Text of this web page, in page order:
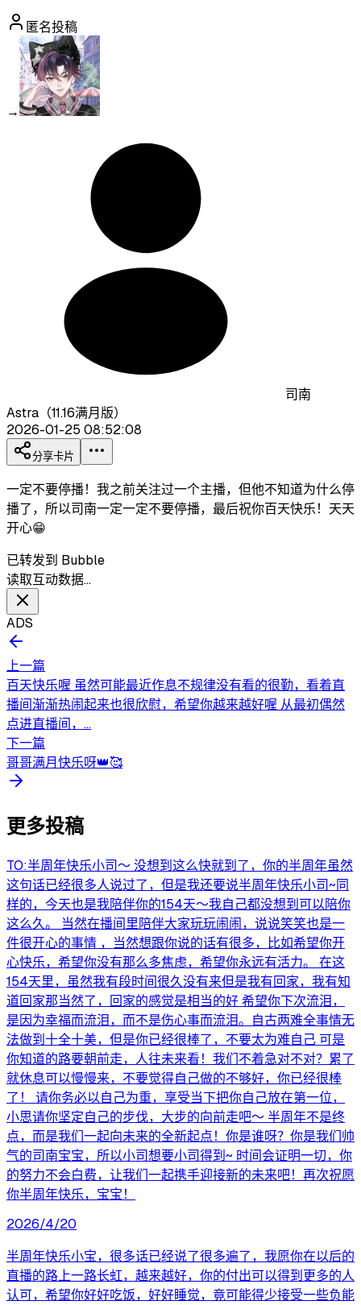
匿名投稿
→
司南
Astra（11.16满月版）
2026-01-25 08:52:08
分享卡片
一定不要停播！我之前关注过一个主播，但他不知道为什么停
播了，所以司南一定一定不要停播，最后祝你百天快乐！天天
开心😁
已转发到 Bubble
读取互动数据…
ADS
上一篇
百天快乐喔 虽然可能最近作息不规律没有看的很勤，看着直
播间渐渐热闹起来也很欣慰，希望你越来越好喔 从最初偶然
点进直播间，...
下一篇
哥哥满月快乐呀👑🥰
更多投稿
TO:半周年快乐小司～ 没想到这么快就到了，你的半周年虽然
这句话已经很多人说过了，但是我还要说半周年快乐小司~同
样的，今天也是我陪伴你的154天～我自己都没想到可以陪你
这么久。 当然在播间里陪伴大家玩玩闹闹，说说笑笑也是一
件很开心的事情 ，当然想跟你说的话有很多，比如希望你开
心快乐，希望你没有那么多焦虑，希望你永远有活力。 在这
154天里，虽然我有段时间很久没有来但是我有回家，我有知
道回家那当然了，回家的感觉是相当的好 希望你下次流泪，
是因为幸福而流泪，而不是伤心事而流泪。自古两难全事情无
法做到十全十美，但是你已经很棒了，不要太为难自己 可是
你知道的路要朝前走，人往未来看！我们不着急对不对？累了
就休息可以慢慢来，不要觉得自己做的不够好，你已经很棒
了！ 请你务必以自己为重，享受当下把你自己放在第一位，
小思请你坚定自己的步伐，大步的向前走吧～ 半周年不是终
点，而是我们一起向未来的全新起点！你是谁呀？你是我们帅
气的司南宝宝，所以小司想要小司得到~ 时间会证明一切，你
的努力不会白费，让我们一起携手迎接新的未来吧！再次祝愿
你半周年快乐，宝宝！
2026/4/20
半周年快乐小宝，很多话已经说了很多遍了，我愿你在以后的
直播的路上一路长虹，越来越好，你的付出可以得到更多的人
认可，希望你好好吃饭，好好睡觉，竟可能得少接受一些负能